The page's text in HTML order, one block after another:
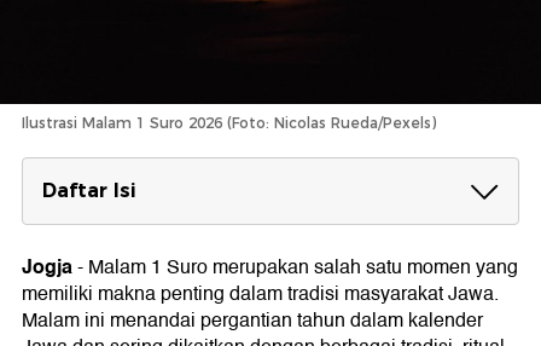
Ilustrasi Malam 1 Suro 2026 (Foto: Nicolas Rueda/Pexels)
Daftar Isi
Malam 1 Suro Wetonnya Apa?
Arti Weton Rabu Kliwon Menurut Primbon
Jawa
Jogja-Malam 1 Suro merupakan salah satu momen yang
memiliki makna penting dalam tradisi masyarakat Jawa.
Malam ini menandai pergantian tahun dalam kalender